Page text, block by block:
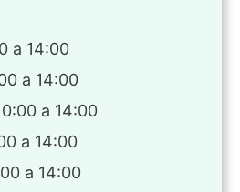
a 14:00
a 14:00
a 14:00
a 14:00
a 14:00